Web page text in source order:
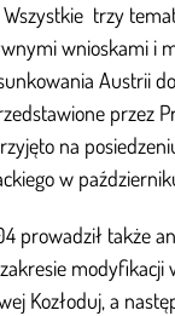
trzy
wnioskami i
Austrii
przez
na
w
prowadził także
modyfikacji
Kozłoduj, a